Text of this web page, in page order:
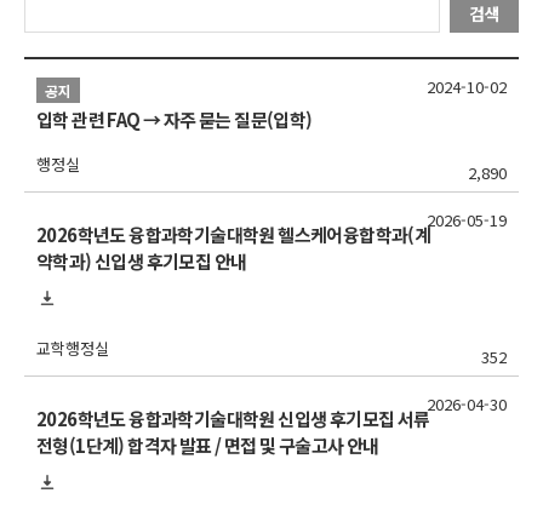
검색
공지
입학 관련 FAQ → 자주 묻는 질문(입학)
행정실 2,890
2024-10-02
2026학년도 융합과학기술대학원 헬스케어융합학과(계
약학과) 신입생 후기모집 안내
교학행정실 352
2026-05-19
2026학년도 융합과학기술대학원 신입생 후기모집 서류
전형(1단계) 합격자 발표 / 면접 및 구술고사 안내
2026-04-30